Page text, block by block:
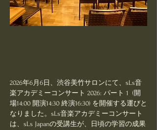
2026年6月6日、渋谷美竹サロンにて、sLs音
楽アカデミーコンサート 2026: パート 1  (開
場14:00 開演14:30 終演16:30) を開催する運びと
なりました。sLs音楽アカデミーコンサート
は、sLs Japanの受講生が、日頃の学習の成果